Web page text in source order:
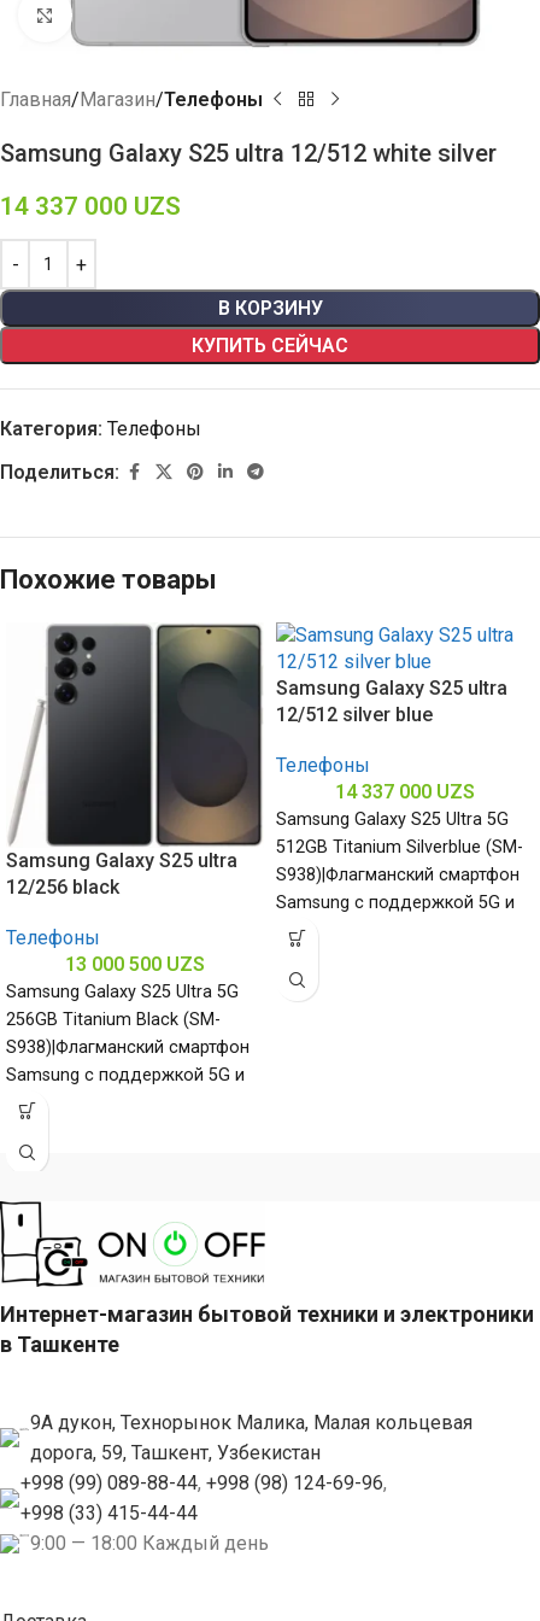
Click to enlarge
Главная Магазин Телефоны
Samsung Galaxy S25 ultra 12/512 white silver
14 337 000 UZS
В КОРЗИНУ
КУПИТЬ СЕЙЧАС
Категория: Телефоны
Поделиться:
Похожие товары
Samsung Galaxy S25 ultra
12/256 black
Телефоны
13 000 500 UZS
Samsung Galaxy S25 Ultra 5G
256GB Titanium Black (SM-
S938)|Флагманский смартфон
Samsung с поддержкой 5G и
передовыми технологиями
Samsung Galaxy S25 ultra
12/512 silver blue
Телефоны
14 337 000 UZS
Samsung Galaxy S25 Ultra 5G
512GB Titanium Silverblue (SM-
S938)|Флагманский смартфон
Samsung с поддержкой 5G и
передовыми технологиями
Интернет-магазин бытовой техники и электроники
в Ташкенте
9А дукон, Технорынок Малика, Малая кольцевая
дорога, 59, Ташкент, Узбекистан
+998 (99) 089-88-44, +998 (98) 124-69-96,
+998 (33) 415-44-44
9:00 — 18:00 Каждый день